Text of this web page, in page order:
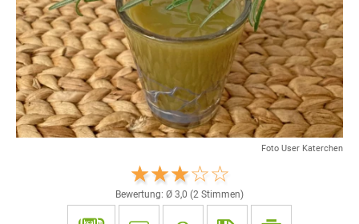
Foto User Katerchen
Bewertung: Ø 3,0 (2 Stimmen)